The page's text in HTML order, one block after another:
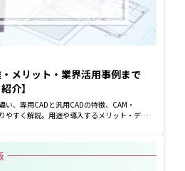
メリット・業界活用事例まで
介】
い、専用CADと汎用CADの特徴、CAM・
やすく解説。用途や導入するメリット・デメ